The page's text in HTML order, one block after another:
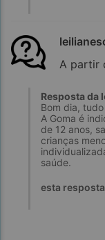
A partir
Resposta da
Bom dia,
A Goma é
de 12 anos,
crianças
saúde.
esta